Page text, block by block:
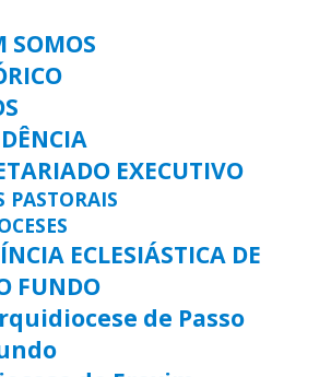
SOMOS
EXECUTIVO
PASTORAIS
ECLESIÁSTICA DE
FUNDO
de Passo